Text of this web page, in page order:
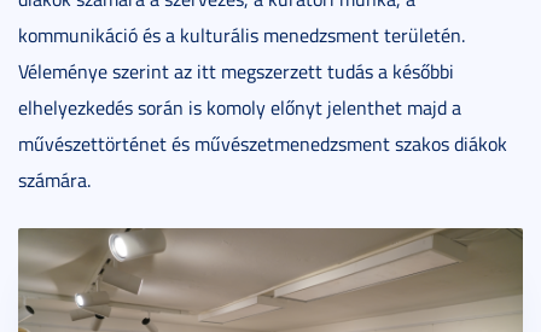
kommunikáció és a kulturális menedzsment területén.
Véleménye szerint az itt megszerzett tudás a későbbi
elhelyezkedés során is komoly előnyt jelenthet majd a
művészettörténet és művészetmenedzsment szakos diákok
számára.